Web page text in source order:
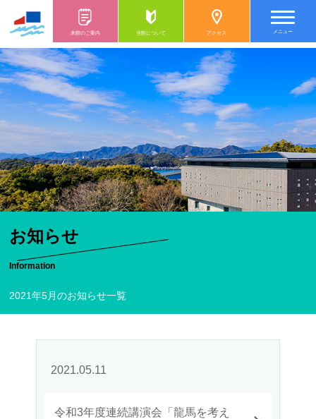
来館のご案内 当館について アクセス メニュー
お知らせ
Information
2021年5月のお知らせ一覧
2021.05.11
令和3年度連続講演会「龍馬を考え